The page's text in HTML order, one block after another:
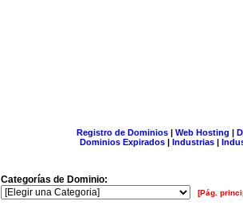
Registro de Dominios| Web Hosting |
Dominios Expirados | Industrias |
Categorías de Dominio:
[Pág.